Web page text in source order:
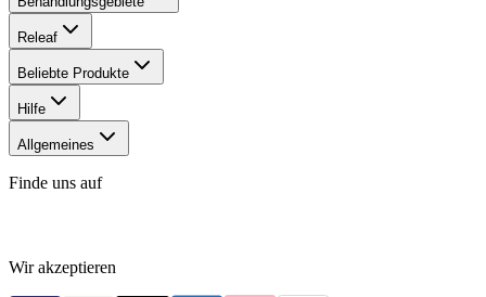
Releaf
Beliebte Produkte
Hilfe
Allgemeines
Finde uns auf
Wir akzeptieren